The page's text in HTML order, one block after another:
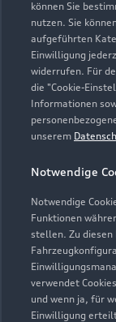
können Sie
nutzen. Sie
aufgeführten
Einwilligung
widerrufen. Für
die "Cookie-
Informationen
unserem
Notwendige
Notwendige
Funktionen
stellen. Zu diesen
verwendet
und wenn ja, für
Einwilligung
Modelle
Alle Modelle
Kaufen &